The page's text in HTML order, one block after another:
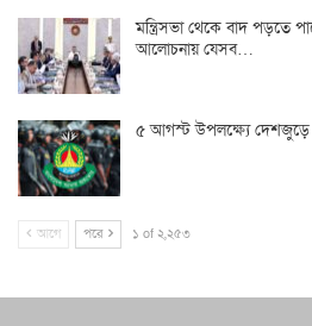
মন্ত্রিসভা থেকে বাদ পড়তে
আলোচনায় যেসব…
৫ আগস্ট উপলক্ষ্যে দেশজুড়ে
আগে পরে ১ of ২,২৫৩